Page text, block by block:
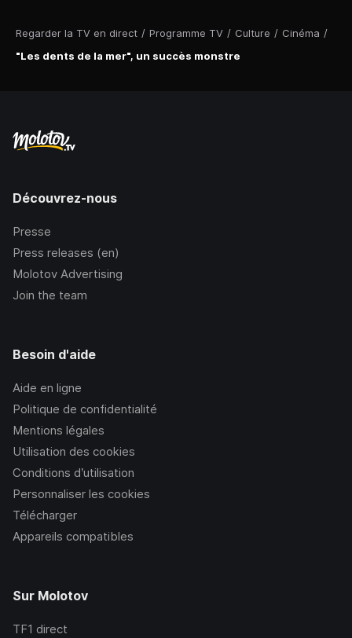
Regarder la TV en direct / Programme TV / Culture / Cinéma /
"Les dents de la mer", un succès monstre
Découvrez-nous
Presse
Press releases (en)
Molotov Advertising
Join the team
Besoin d'aide
Aide en ligne
Politique de confidentialité
Mentions légales
Utilisation des cookies
Conditions d’utilisation
Personnaliser les cookies
Télécharger
Appareils compatibles
Sur Molotov
TF1 direct